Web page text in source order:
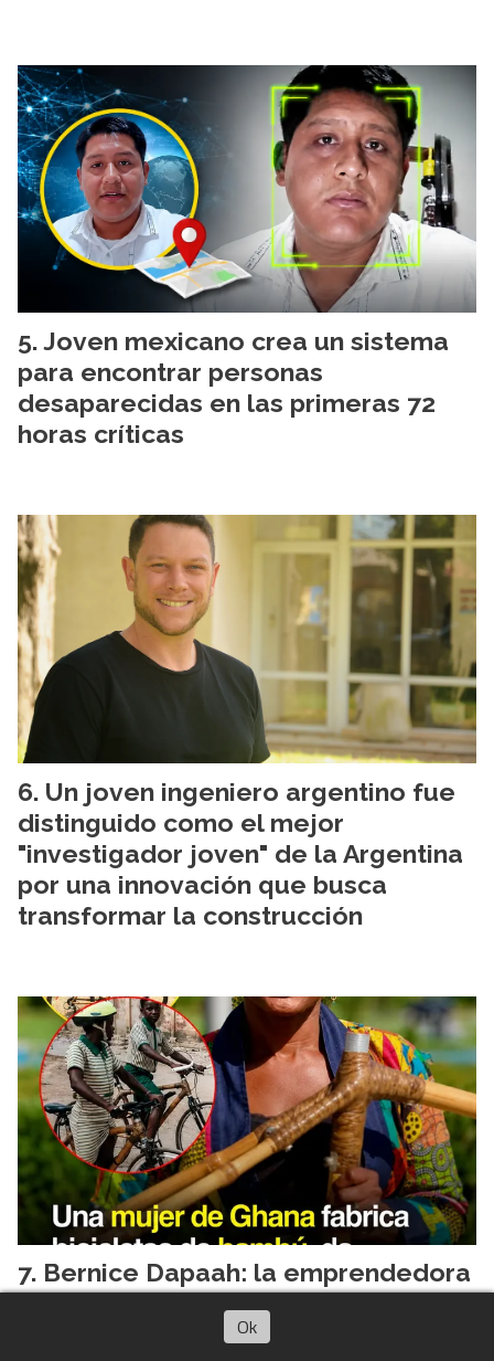
Joven mexicano crea un sistema
para encontrar personas
desaparecidas en las primeras 72
horas críticas
Un joven ingeniero argentino fue
distinguido como el mejor
"investigador joven" de la Argentina
por una innovación que busca
transformar la construcción
Bernice Dapaah: la emprendedora
que transforma bambú en bicicletas
para impulsar la educación y el
Ok